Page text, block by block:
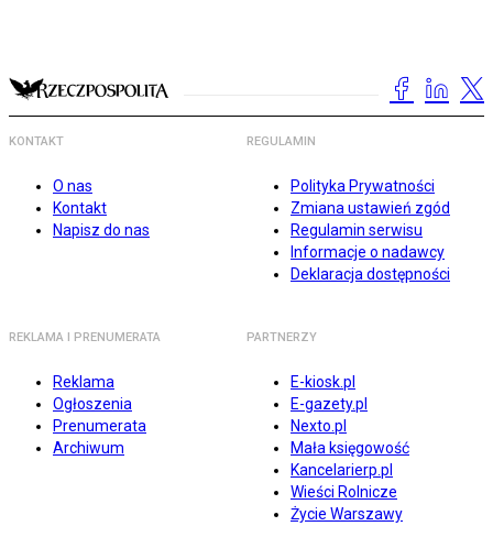
KONTAKT
O nas
Kontakt
Napisz do nas
REGULAMIN
Polityka Prywatności
Zmiana ustawień zgód
Regulamin serwisu
Informacje o nadawcy
Deklaracja dostępności
REKLAMA I PRENUMERATA
Reklama
Ogłoszenia
Prenumerata
Archiwum
PARTNERZY
E-kiosk.pl
E-gazety.pl
Nexto.pl
Mała księgowość
Kancelarierp.pl
Wieści Rolnicze
Życie Warszawy